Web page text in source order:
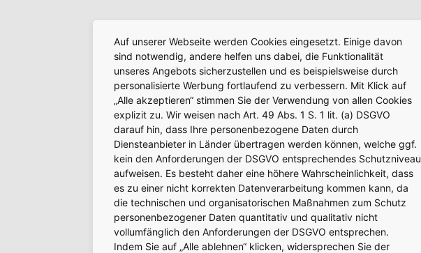
Auf unserer Webseite werden Cookies eingesetzt. Einige davon
sind notwendig, andere helfen uns dabei, die Funktionalität
unseres Angebots sicherzustellen und es beispielsweise durch
personalisierte Werbung fortlaufend zu verbessern. Mit Klick auf
„Alle akzeptieren“ stimmen Sie der Verwendung von allen Cookies
explizit zu. Wir weisen nach Art. 49 Abs. 1 S. 1 lit. (a) DSGVO
darauf hin, dass Ihre personenbezogene Daten durch
Diensteanbieter in Länder übertragen werden können, welche ggf.
kein den Anforderungen der DSGVO entsprechendes Schutzniveau
aufweisen. Es besteht daher eine höhere Wahrscheinlichkeit, dass
es zu einer nicht korrekten Datenverarbeitung kommen kann, da
die technischen und organisatorischen Maßnahmen zum Schutz
personenbezogener Daten quantitativ und qualitativ nicht
vollumfänglich den Anforderungen der DSGVO entsprechen.
Indem Sie auf „Alle ablehnen“ klicken, widersprechen Sie der